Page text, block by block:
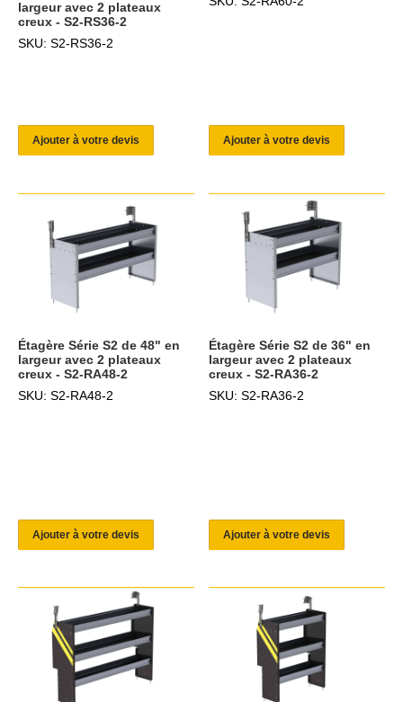
largeur avec 2 plateaux
creux - S2-RS36-2
SKU: S2-RS36-2
Ajouter à votre devis Ajouter à votre devis
Étagère Série S2 de 48" en
largeur avec 2 plateaux
creux - S2-RA48-2
SKU: S2-RA48-2
Ajouter à votre devis
Étagère Série S2 de 36" en
largeur avec 2 plateaux
creux - S2-RA36-2
SKU: S2-RA36-2
Ajouter à votre devis